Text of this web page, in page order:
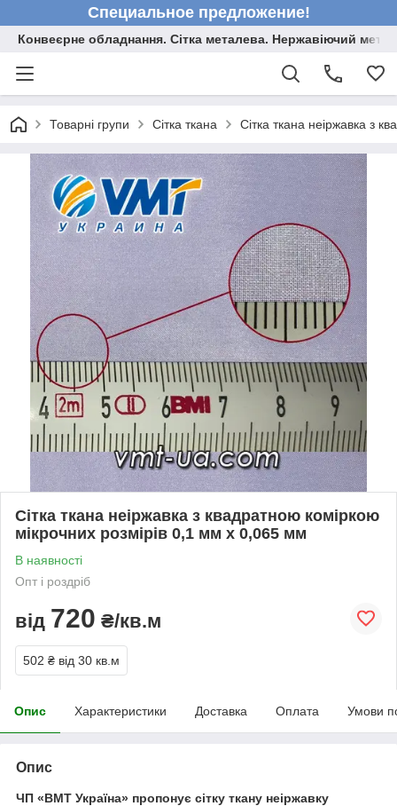
Специальное предложение!
Конвеєрне обладнання. Сітка металева. Нержавіючий
Товарні групи Сітка ткана Сітка ткана неіржавка з
Сітка ткана неіржавка з квадратною коміркою
мікрочних розмірів 0,1 мм х 0,065 мм
В наявності
Опт і роздріб
від 720 ₴/кв.м
502 ₴ від 30 кв.м
Опис Характеристики Доставка Оплата Умови
Опис
ЧП «ВМТ Україна» пропонує сітку ткану неіржавку